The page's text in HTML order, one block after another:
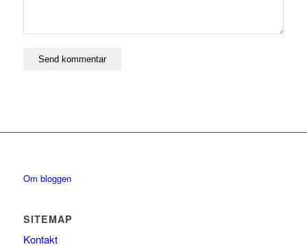
Om bloggen
SITEMAP
Kontakt